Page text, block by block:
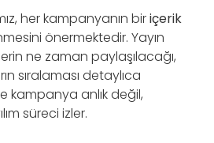
her kampanyanın biriçerik
önermektedir. Yayın
ne zaman paylaşılacağı,
sıralaması detaylıca
kampanya anlık değil,
süreci izler.